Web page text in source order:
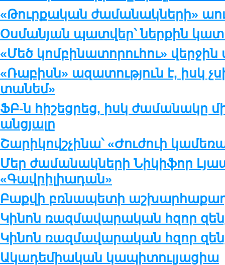
«Թուրքական ժամանակների»
Օսմանյան պատվեր՝ ներքին
«Մեծ կոմբինատորուհու» վերջին
«Ռաբիսն» ազատություն է, իսկ
տանեմ»
ՖԲ-ն հիշեցրեց, իսկ ժամանակը
անցյալը
Շարիկովշչինա՝ «Ժուժուի
Մեր ժամանակների Նիկիֆոր
«Գավրիլիադան»
Բաքվի բռնապետի
Կինոն ռազմավարական հզոր
Կինոն ռազմավարական հզոր
Ակադեմիական կապիտուլյացիա